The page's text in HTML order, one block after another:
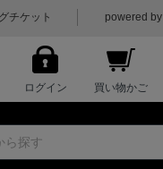
チケット powered by
ログイン 買い物かご